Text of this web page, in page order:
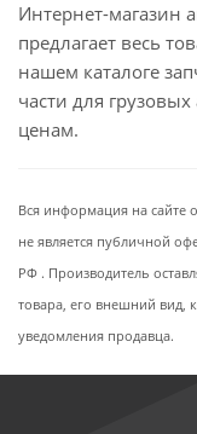
Интернет-магазин
предлагает весь
нашем каталоге
части для
ценам.
Вся информация на сайте
не является публичной
РФ . Производитель
товара, его внешний вид,
уведомления продавца.